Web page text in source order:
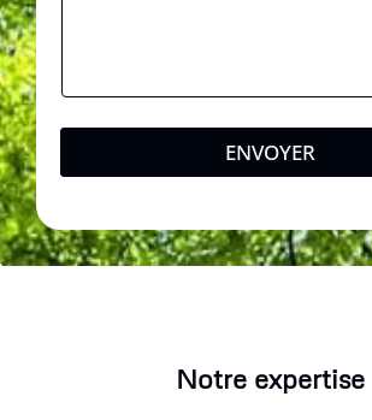
ENVOYER
Notre expertise